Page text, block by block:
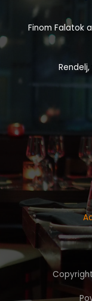
Finom Falatok